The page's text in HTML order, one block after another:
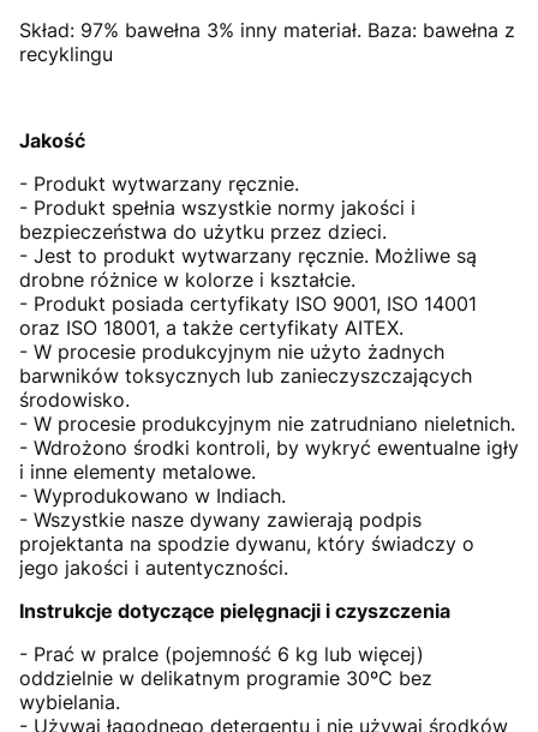
Skład: 97% bawełna 3% inny materiał. Baza: bawełna z
recyklingu
Jakość
- Produkt wytwarzany ręcznie.
- Produkt spełnia wszystkie normy jakości i
bezpieczeństwa do użytku przez dzieci.
- Jest to produkt wytwarzany ręcznie. Możliwe są
drobne różnice w kolorze i kształcie.
- Produkt posiada certyfikaty ISO 9001, ISO 14001
oraz ISO 18001, a także certyfikaty AITEX.
- W procesie produkcyjnym nie użyto żadnych
barwników toksycznych lub zanieczyszczających
środowisko.
- W procesie produkcyjnym nie zatrudniano nieletnich.
- Wdrożono środki kontroli, by wykryć ewentualne igły
i inne elementy metalowe.
- Wyprodukowano w Indiach.
- Wszystkie nasze dywany zawierają podpis
projektanta na spodzie dywanu, który świadczy o
jego jakości i autentyczności.
Instrukcje dotyczące pielęgnacji i czyszczenia
- Prać w pralce (pojemność 6 kg lub więcej)
oddzielnie w delikatnym programie 30ºC bez
wybielania.
- Używaj łagodnego detergentu i nie używaj środków